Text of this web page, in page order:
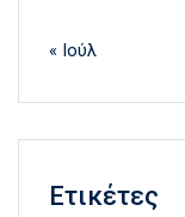
« Ιούλ
Ετικέτες